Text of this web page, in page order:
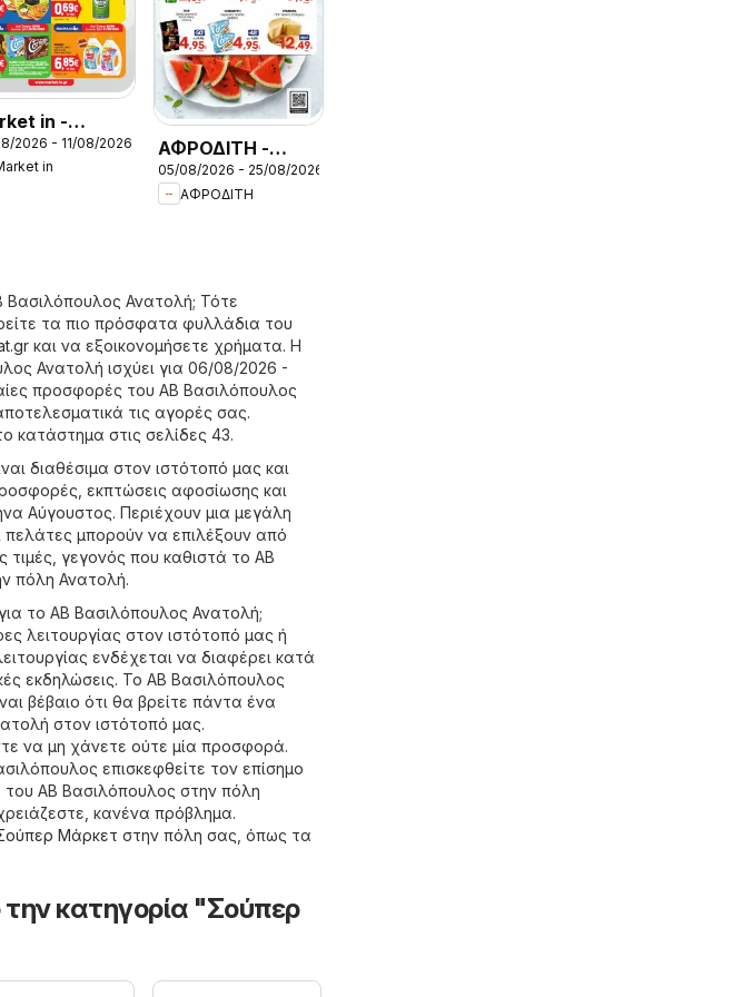
in -
2026 - 11/08/2026
in
ΑΦΡΟΔΙΤΗ -
Προσφορές
05/08/2026 - 25/08/2026
ΑΦΡΟΔΙΤΗ
Ανατολή; Τότε
τα πιο πρόσφατα φυλλάδια του
και να εξοικονομήσετε χρήματα. Η
Ανατολή ισχύει για 06/08/2026 -
προσφορές του ΑΒ Βασιλόπουλος
τις αγορές σας.
κατάστημα στις σελίδες 43.
διαθέσιμα στον ιστότοπό μας και
εκπτώσεις αφοσίωσης και
Αύγουστος. Περιέχουν μια μεγάλη
πελάτες μπορούν να επιλέξουν από
τιμές, γεγονός που καθιστά το ΑΒ
πόλη Ανατολή.
το ΑΒ Βασιλόπουλος Ανατολή;
λειτουργίας στον ιστότοπό μας ή
ενδέχεται να διαφέρει κατά
εκδηλώσεις. Το ΑΒ Βασιλόπουλος
βέβαιο ότι θα βρείτε πάντα ένα
στον ιστότοπό μας.
να μη χάνετε ούτε μία προσφορά.
επισκεφθείτε τον επίσημο
ΑΒ Βασιλόπουλος στην πόλη
κανένα πρόβλημα.
Μάρκετ στην πόλη σας, όπως τα
κατηγορία "Σούπερ